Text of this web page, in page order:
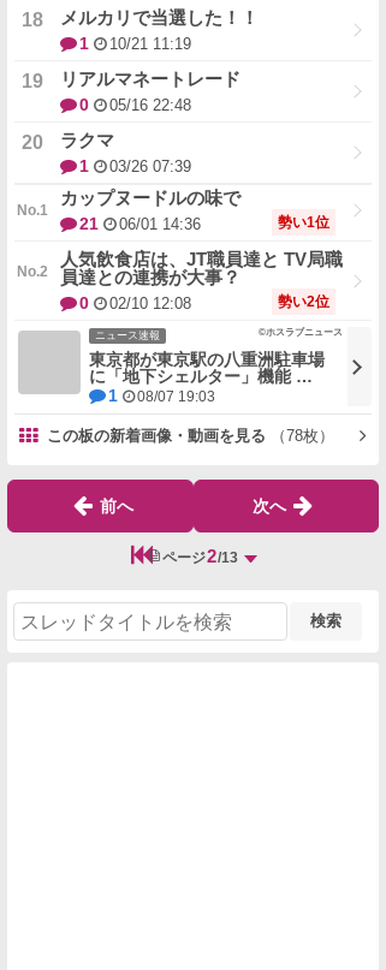
メルカリで当選した！！
1 10/21 11:19
リアルマネートレード
0 05/16 22:48
ラクマ
1 03/26 07:39
カップヌードルの味で
21 06/01 14:36 勢い1位
人気飲食店は、JT職員達と TV局職
員達との連携が大事？
0 02/10 12:08 勢い2位
東京都が東京駅の八重洲駐車場
に「地下シェルター」機能 …
1 08/07 19:03
ニュース速報 ©ホスラブニュース
この板の新着画像・動画を見る （78枚）
前へ 次へ
ページ2/13
検索